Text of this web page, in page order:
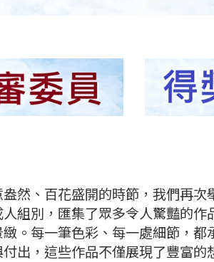
然、百花盛開的時節，我們再
組別，匯集了眾多令人驚豔的
。每一筆色彩、每一處細節，
出，這些作品不僅展現了豐富